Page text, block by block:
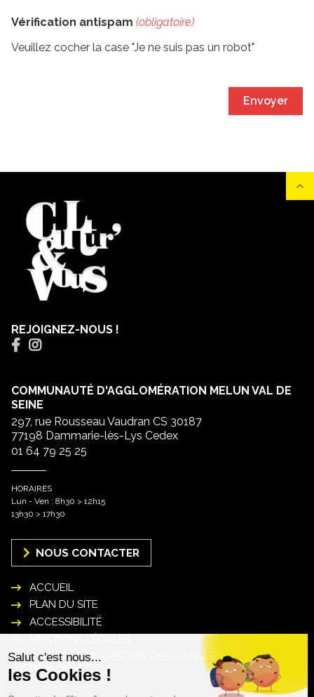
Section
Vérification antispam (obligatoire)
Veuillez cocher la case "Je ne suis pas un robot"
Envoyer
REJOIGNEZ-NOUS !
COMMUNAUTÉ D'AGGLOMÉRATION MELUN VAL DE
SEINE
297, rue Rousseau Vaudran CS 30187
77198 Dammarie-lès-Lys Cedex
01 64 79 25 25
HORAIRES
Lun - Ven : 8h30 > 12h15
13h30 > 17h30
NOUS CONTACTER
ACCUEIL
PLAN DU SITE
ACCESSIBILITÉ
POLITIQUE DE GESTION DES DONNÉES
PERSONNELLES